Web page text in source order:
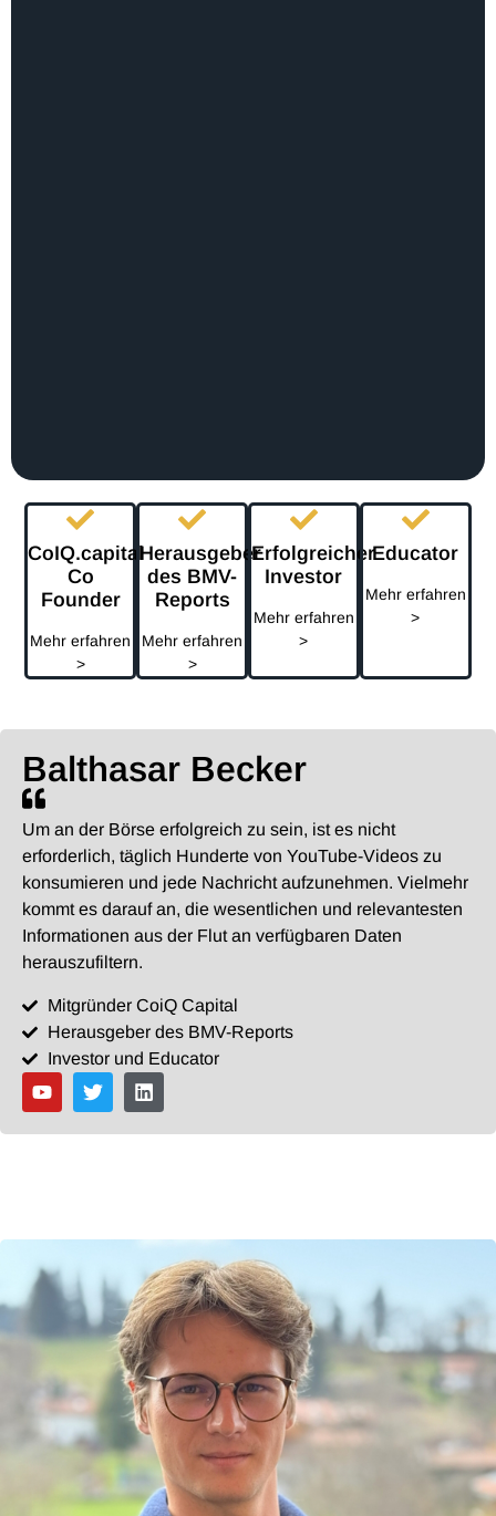
CoIQ.capital
Co
Founder
Mehr erfahren
>
Herausgeber
des BMV-
Reports
Mehr erfahren
>
Erfolgreicher
Investor
Mehr erfahren
>
Educator
Mehr erfahren
>
Balthasar Becker
Um an der Börse erfolgreich zu sein, ist es nicht
erforderlich, täglich Hunderte von YouTube-Videos zu
konsumieren und jede Nachricht aufzunehmen. Vielmehr
kommt es darauf an, die wesentlichen und relevantesten
Informationen aus der Flut an verfügbaren Daten
herauszufiltern.
Mitgründer CoiQ Capital
Herausgeber des BMV-Reports
Investor und Educator